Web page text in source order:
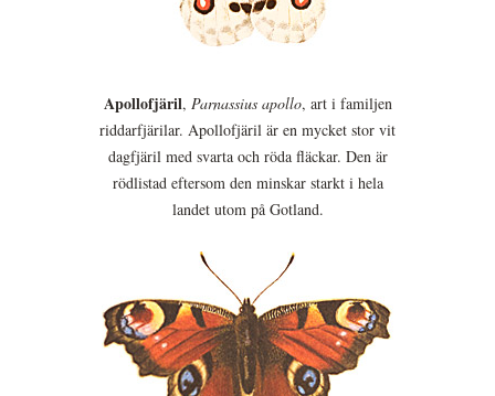
Apollofjäril, Parnassius apollo, art i familjen
riddarfjärilar. Apollofjäril är en mycket stor vit
dagfjäril med svarta och röda fläckar. Den är
rödlistad eftersom den minskar starkt i hela
landet utom på Gotland.